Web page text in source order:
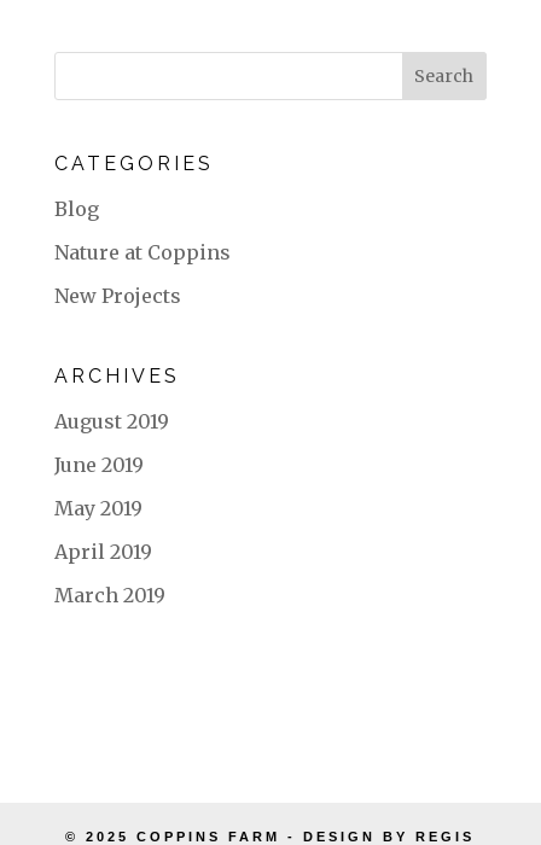
CATEGORIES
Blog
Nature at Coppins
New Projects
ARCHIVES
August 2019
June 2019
May 2019
April 2019
March 2019
© 2025 COPPINS FARM - DESIGN BY REGIS